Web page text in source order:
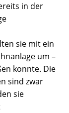
in der
sie mit ein
um –
konnte. Die
sind zwar
sie